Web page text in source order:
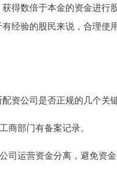
得数倍于本金的资金进行
经验的股民来说，合理使
资公司是否正规的几个关
部门有备案记录。
运营资金分离，避免资金